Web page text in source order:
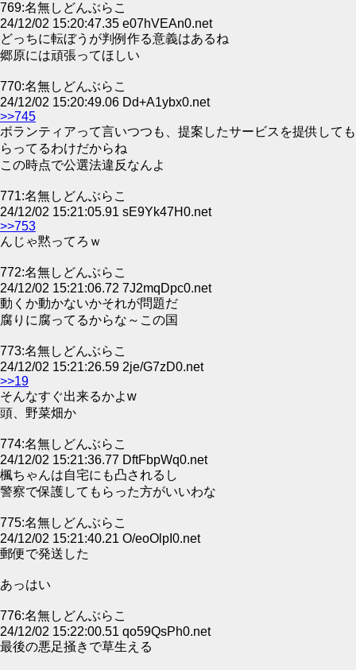
769:名無しどんぶらこ
24/12/02 15:20:47.35 e07hVEAn0.net
どっちに転ぼうが判例作る意義はあるね
郷原には頑張ってほしい
770:名無しどんぶらこ
24/12/02 15:20:49.06 Dd+A1ybx0.net
>>745
ボランティアって言いつつも、提案したサービスを提供しても
らってるわけだからね
この時点で公選法違反なんよ
771:名無しどんぶらこ
24/12/02 15:21:05.91 sE9Yk47H0.net
>>753
んじゃ黙ってろｗ
772:名無しどんぶらこ
24/12/02 15:21:06.72 7J2mqDpc0.net
動くか動かないかそれが問題だ
腐りに腐ってるからな～この国
773:名無しどんぶらこ
24/12/02 15:21:26.59 2je/G7zD0.net
>>19
そんなすぐ出来るかよw
頭、野菜畑か
774:名無しどんぶらこ
24/12/02 15:21:36.77 DftFbpWq0.net
楓ちゃんは自宅にも凸されるし
警察で保護してもらった方がいいわな
775:名無しどんぶらこ
24/12/02 15:21:40.21 O/eoOlpI0.net
郵便で発送した
あっはい
776:名無しどんぶらこ
24/12/02 15:22:00.51 qo59QsPh0.net
最後の悪足掻きで草生える